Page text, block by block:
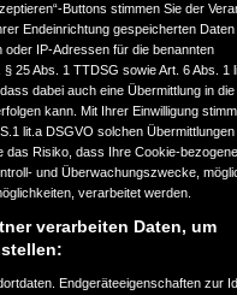
ANFORDERN
Buttons stimmen Sie der
Endeinrichtung gespeicherten Daten
oder IP-Adressen für die benannten
25 Abs. 1 TTDSG sowie Art. 6 Abs. 1
dabei auch eine Übermittlung in
kann. Mit Ihrer Einwilligung
lit.a DSGVO solchen
das Risiko, dass Ihre Cookie-
und Überwachungszwecke,
verarbeitet werden.
verarbeiten Daten, um
Endgeräteeigenschaften zur